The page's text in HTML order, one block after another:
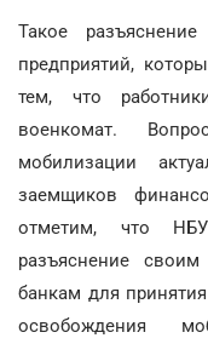
Такое
предприятий,
тем, что
военкомат.
мобилизации
заемщиков
отметим, что
разъяснение
банкам для
освобождения